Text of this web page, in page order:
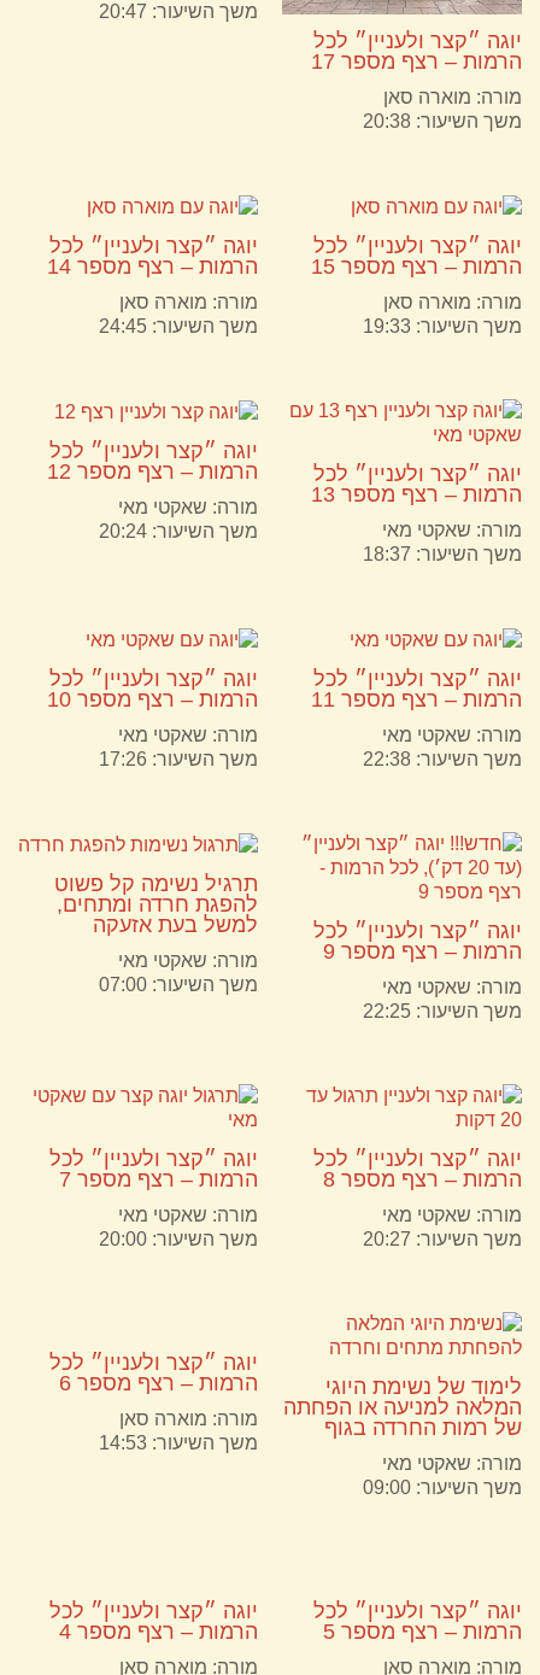
יוגה ״קצר ולעניין״ לכל
הרמות – רצף מספר 17
מורה: מוארה סאן
משך השיעור: 20:38
משך השיעור: 20:47
יוגה ״קצר ולעניין״ לכל
הרמות – רצף מספר 15
מורה: מוארה סאן
משך השיעור: 19:33
יוגה ״קצר ולעניין״ לכל
הרמות – רצף מספר 14
מורה: מוארה סאן
משך השיעור: 24:45
יוגה ״קצר ולעניין״ לכל
הרמות – רצף מספר 13
מורה: שאקטי מאי
משך השיעור: 18:37
יוגה ״קצר ולעניין״ לכל
הרמות – רצף מספר 12
מורה: שאקטי מאי
משך השיעור: 20:24
יוגה ״קצר ולעניין״ לכל
הרמות – רצף מספר 11
מורה: שאקטי מאי
משך השיעור: 22:38
יוגה ״קצר ולעניין״ לכל
הרמות – רצף מספר 10
מורה: שאקטי מאי
משך השיעור: 17:26
יוגה ״קצר ולעניין״ לכל
הרמות – רצף מספר 9
מורה: שאקטי מאי
משך השיעור: 22:25
תרגיל נשימה קל פשוט
להפגת חרדה ומתחים,
למשל בעת אזעקה
מורה: שאקטי מאי
משך השיעור: 07:00
יוגה ״קצר ולעניין״ לכל
הרמות – רצף מספר 8
מורה: שאקטי מאי
משך השיעור: 20:27
יוגה ״קצר ולעניין״ לכל
הרמות – רצף מספר 7
מורה: שאקטי מאי
משך השיעור: 20:00
לימוד של נשימת היוגי
המלאה למניעה או הפחתה
של רמות החרדה בגוף
מורה: שאקטי מאי
משך השיעור: 09:00
יוגה ״קצר ולעניין״ לכל
הרמות – רצף מספר 6
מורה: מוארה סאן
משך השיעור: 14:53
יוגה ״קצר ולעניין״ לכל
הרמות – רצף מספר 5
מורה: מוארה סאן
יוגה ״קצר ולעניין״ לכל
הרמות – רצף מספר 4
מורה: מוארה סאן